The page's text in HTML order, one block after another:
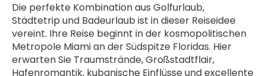
Die perfekte Kombination aus Golfurlaub,
Städtetrip und Badeurlaub ist in dieser Reiseidee
vereint. Ihre Reise beginnt in der kosmopolitischen
Metropole Miami an der Südspitze Floridas. Hier
erwarten Sie Traumstrände, Großstadtflair,
Hafenromantik, kubanische Einflüsse und excellente